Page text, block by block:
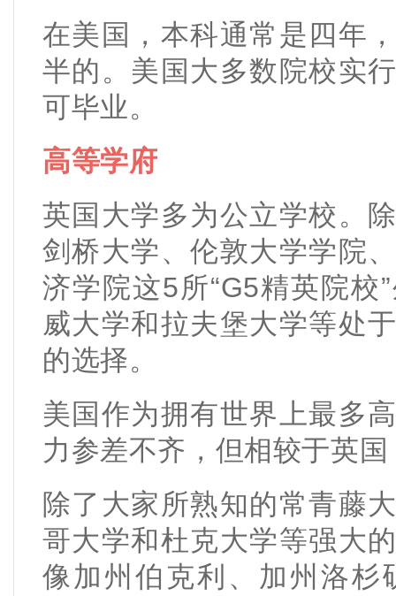
在美国，本科通常是四年
半的。美国大多数院校实
可毕业。
高等学府
英国大学多为公立学校。
剑桥大学、伦敦大学学院
济学院这5所“G5精英院校
威大学和拉夫堡大学等处
的选择。
美国作为拥有世界上最多
力参差不齐，但相较于英
除了大家所熟知的常青藤
哥大学和杜克大学等强大
像加州伯克利、加州洛杉